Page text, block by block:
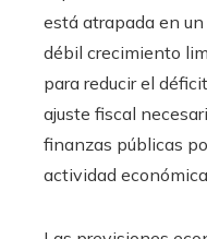
está atrapada en
débil crecimiento
para reducir el
ajuste fiscal
finanzas públicas
actividad